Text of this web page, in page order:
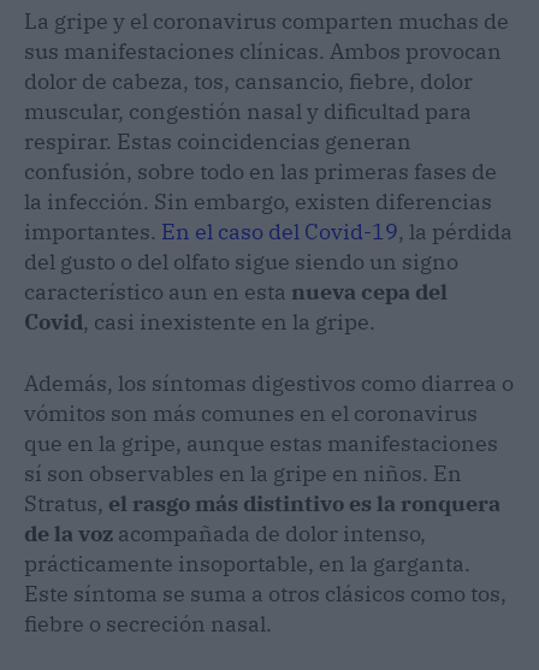
La gripe y el coronavirus comparten muchas de
sus manifestaciones clínicas. Ambos provocan
dolor de cabeza, tos, cansancio, fiebre, dolor
muscular, congestión nasal y dificultad para
respirar. Estas coincidencias generan
confusión, sobre todo en las primeras fases de
la infección. Sin embargo, existen diferencias
importantes. En el caso del Covid-19, la pérdida
del gusto o del olfato sigue siendo un signo
característico aun en esta nueva cepa del
Covid, casi inexistente en la gripe.
Además, los síntomas digestivos como diarrea o
vómitos son más comunes en el coronavirus
que en la gripe, aunque estas manifestaciones
sí son observables en la gripe en niños. En
Stratus, el rasgo más distintivo es la ronquera
de la voz acompañada de dolor intenso,
prácticamente insoportable, en la garganta.
Este síntoma se suma a otros clásicos como tos,
fiebre o secreción nasal.